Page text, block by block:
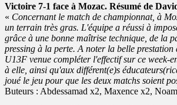
Victoire 7-1 face à Mozac. Résumé de
« Concernant le match de championnat, à
un terrain très gras. L'équipe a réussi à
grâce à une bonne maîtrise technique, de la
pressing à la perte. A noter la belle prestation
U13F venue compléter l'effectif sur ce week-
à elle, ainsi qu'aux différent(e)s
joué le jeu pour que les deux matchs soient
Buteurs : Abdessamad x2, Maxence x2,